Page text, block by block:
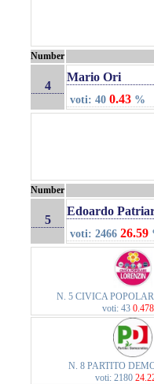
Number
4
Mario Ori
voti: 40 0.43 %
Number
5
Edoardo
voti: 2466 26.59
N. 5 CIVICA
voti: 43 0.478
N. 8 PARTITO
voti: 2180